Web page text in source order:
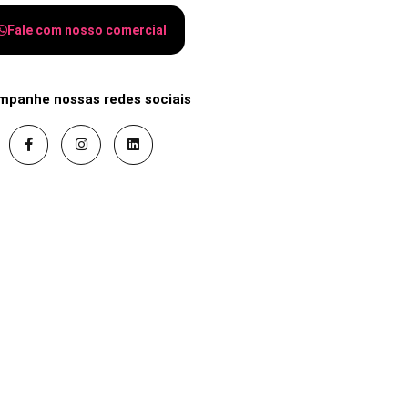
Fale com nosso comercial
nossas redes sociais